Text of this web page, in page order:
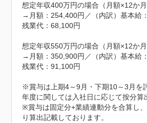
想定年収400万円の場合（月額×12か月
→月額：254,400円／（内訳）基本給
残業代：68,100円
想定年収550万円の場合（月額×12か月
→月額：350,900円／（内訳）基本給
残業代：91,100円
※賞与は上期4～9月・下期10～3月を
年度に関しては入社日に応じて按分算
※賞与は固定分+業績連動分を合算し
り算出記載しております。